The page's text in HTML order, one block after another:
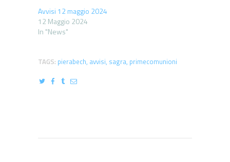
Avvisi 12 maggio 2024
12 Maggio 2024
In "News"
TAGS: pierabech, avvisi, sagra, primecomunioni